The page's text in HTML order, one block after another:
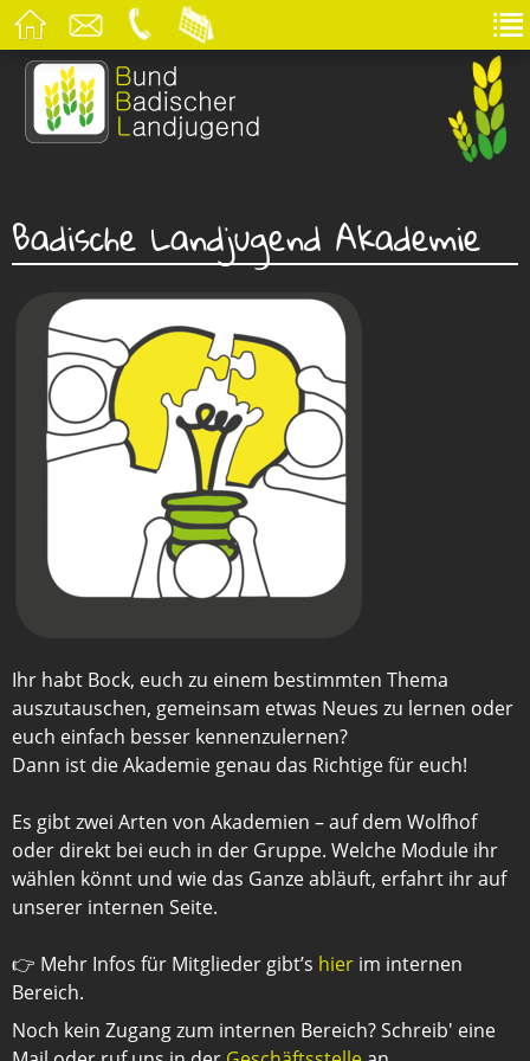
Badische Landjugend Akademie
Ihr habt Bock, euch zu einem bestimmten Thema
auszutauschen, gemeinsam etwas Neues zu lernen oder
euch einfach besser kennenzulernen?
Dann ist die Akademie genau das Richtige für euch!
Es gibt zwei Arten von Akademien – auf dem Wolfhof
oder direkt bei euch in der Gruppe. Welche Module ihr
wählen könnt und wie das Ganze abläuft, erfahrt ihr auf
unserer internen Seite.
👉 Mehr Infos für Mitglieder gibt’s hier im internen
Bereich.
Noch kein Zugang zum internen Bereich? Schreib' eine